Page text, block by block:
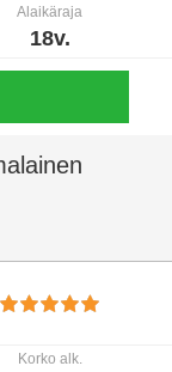
Alaikäraja
18v.
Korko alk.